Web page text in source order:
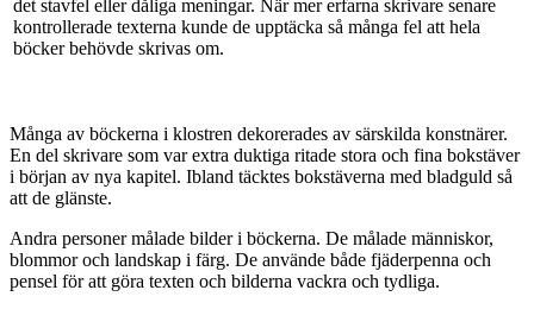
det stavfel eller dåliga meningar. När mer erfarna skrivare senare
kontrollerade texterna kunde de upptäcka så många fel att hela
böcker behövde skrivas om.
Många av böckerna i klostren dekorerades av särskilda konstnärer.
En del skrivare som var extra duktiga ritade stora och fina bokstäver
i början av nya kapitel. Ibland täcktes bokstäverna med bladguld så
att de glänste.
Andra personer målade bilder i böckerna. De målade människor,
blommor och landskap i färg. De använde både fjäderpenna och
pensel för att göra texten och bilderna vackra och tydliga.